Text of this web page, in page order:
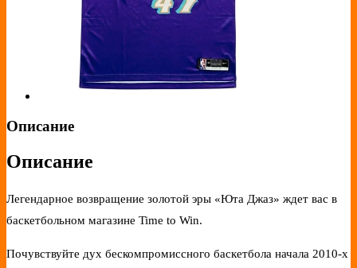
Описание
Описание
Легендарное возвращение золотой эры «Юта Джаз» ждет вас в
баскетбольном магазине Time to Win.
Почувствуйте дух бескомпромиссного баскетбола начала 2010-х